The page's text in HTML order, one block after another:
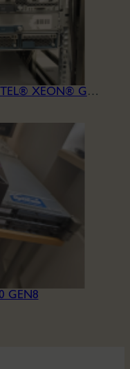
CISCO UCS B200 M5 CPU INTEL® XEON® GOLD 5122 RAM DDR4 256GB
GEN8